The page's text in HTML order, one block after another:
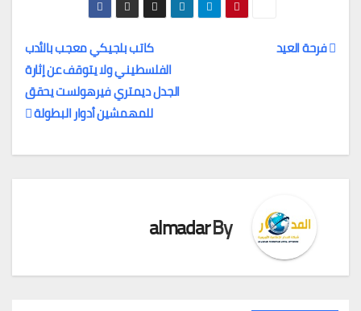
كاتب بلجيكي معجب بالأدب
الفلسطيني ولا يتوقف عن إثارة
الجدلديمتري فيرهولست يحقق
للمهمشين أدوار البطولة
فرحة العيد
By
almadar